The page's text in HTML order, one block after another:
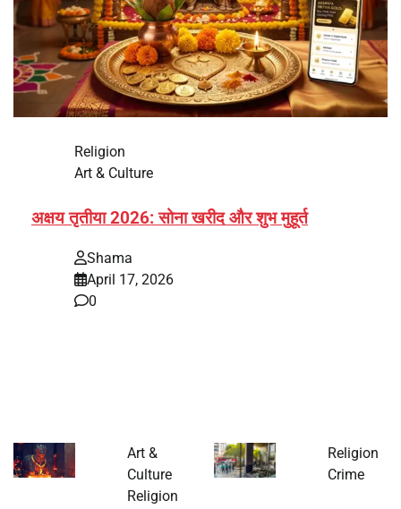
Religion
Art & Culture
अक्षय तृतीया 2026: सोना खरीद और शुभ मुहूर्त
Shama
April 17, 2026
0
Art &
Culture
Religion
Religion
Crime